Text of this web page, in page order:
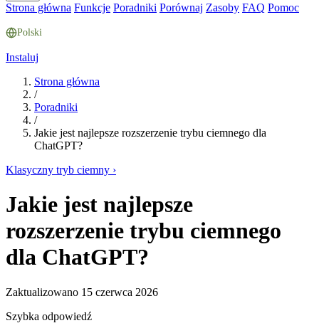
Strona główna Funkcje Poradniki Porównaj Zasoby FAQ Pomoc
Polski
Instaluj
Strona główna
/
Poradniki
/
Jakie jest najlepsze rozszerzenie trybu ciemnego dla
ChatGPT?
Klasyczny tryb ciemny ›
Jakie jest najlepsze
rozszerzenie trybu ciemnego
dla ChatGPT?
Zaktualizowano 15 czerwca 2026
Szybka odpowiedź